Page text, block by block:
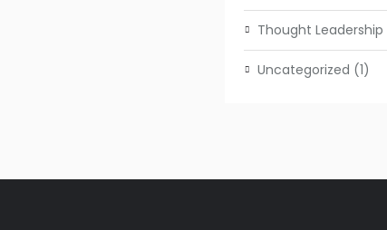
Thought Leadership
Uncategorized (1)